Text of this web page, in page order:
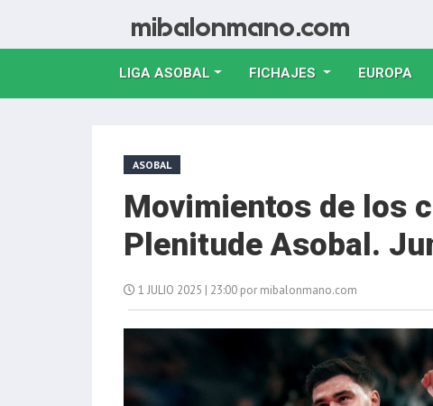
LIGA ASOBAL FICHAJES EUROPA
ASOBAL
Movimientos de los
Plenitude Asobal.
1 JULIO 2025 | 23:00 por mibalonmano.com